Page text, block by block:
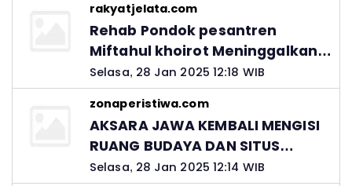
rakyatjelata.com
Rehab Pondok pesantren
Miftahul khoirot Meninggalkan
Hutang Ke Material, Mantan
Kadis PUPR Harus Bertanggung
Jawab
Selasa, 28 Jan 2025 12:18 WIB
zonaperistiwa.com
AKSARA JAWA KEMBALI MENGISI
RUANG BUDAYA DAN SITUS
LELUHUR NUSANTARA
Selasa, 28 Jan 2025 12:14 WIB